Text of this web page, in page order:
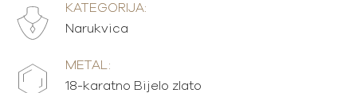
KATEGORIJA:
Narukvica
METAL:
18-karatno Bijelo zlato